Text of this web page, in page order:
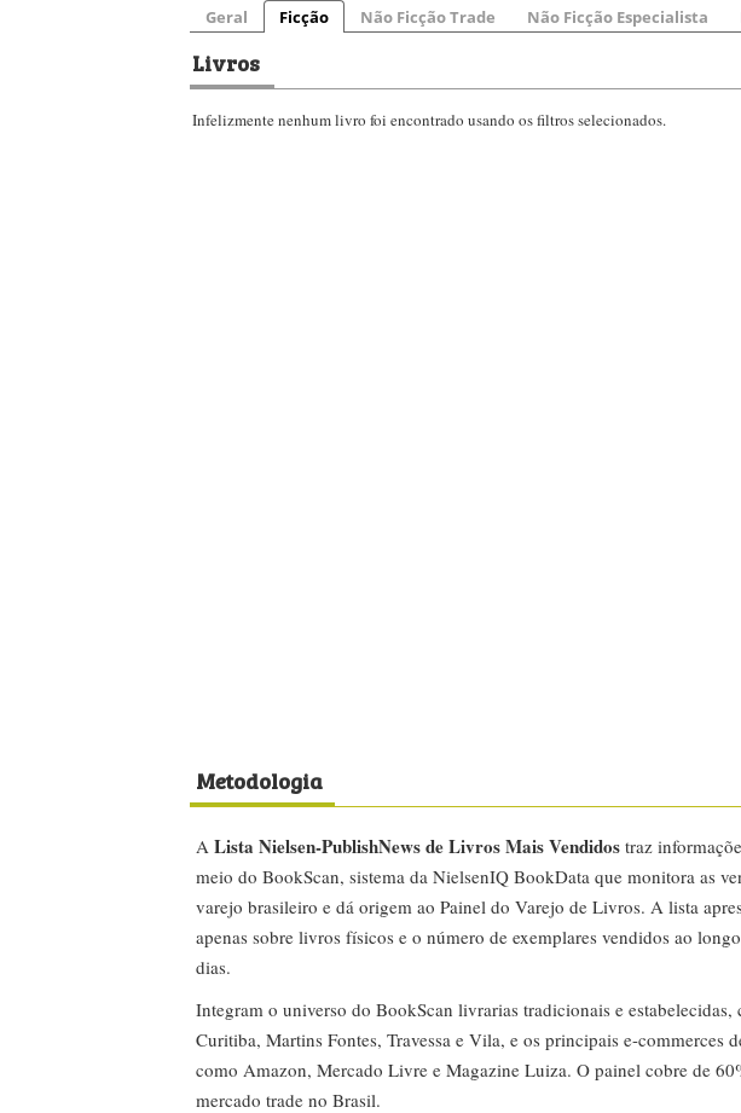
Geral Ficção Não Ficção Trade Não Ficção Especialista
Livros
Infelizmente nenhum livro foi encontrado usando os filtros selecionados.
Metodologia
A Lista Nielsen-PublishNews de Livros Mais Vendidos traz
meio do BookScan, sistema da NielsenIQ BookData que monitora as
varejo brasileiro e dá origem ao Painel do Varejo de Livros. A lista
apenas sobre livros físicos e o número de exemplares vendidos ao
dias.
Integram o universo do BookScan livrarias tradicionais e estabelecidas,
Curitiba, Martins Fontes, Travessa e Vila, e os principais e-commerces
como Amazon, Mercado Livre e Magazine Luiza. O painel cobre de
mercado trade no Brasil.